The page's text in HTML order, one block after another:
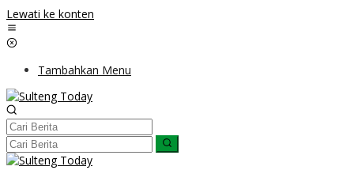
Lewati ke konten
Tambahkan Menu